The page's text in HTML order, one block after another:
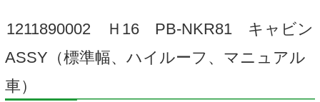
1211890002 Ｈ16 PB-NKR81 キャビン
ASSY（標準幅、ハイルーフ、マニュアル
車）